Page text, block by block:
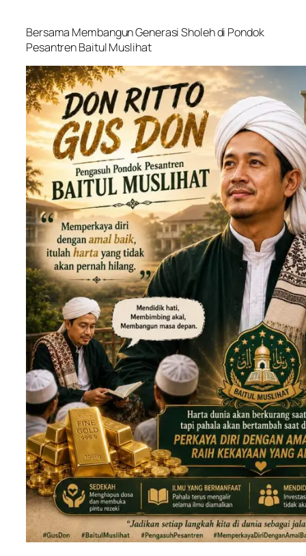
Bersama Membangun Generasi Sholeh di Pondok
Pesantren Baitul Muslihat